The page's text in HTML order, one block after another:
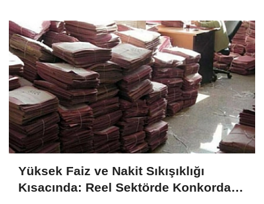
TÜİK Temmuz enflasyonunu %31,75;
ENAG %50,49 olarak açıkladı